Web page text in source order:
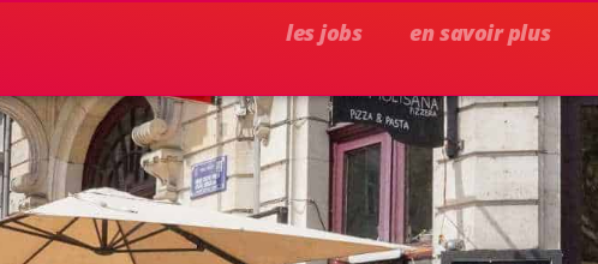
les jobs en savoir plus